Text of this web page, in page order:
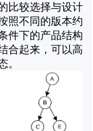
比较选择与设计
照不同的版本约
件下的产品结构
合起来，可以高
。